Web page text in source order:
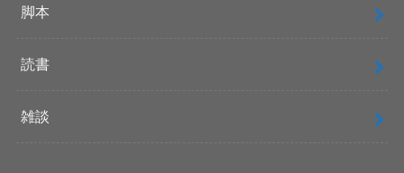
脚本
読書
雑談